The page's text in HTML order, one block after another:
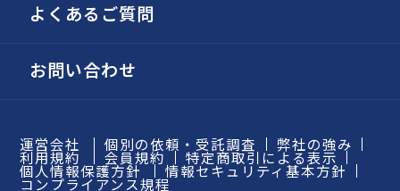
よくあるご質問
お問い合わせ
運営会社 個別の依頼・受託調査 弊社の強み
利用規約 会員規約 特定商取引による表示
個人情報保護方針 情報セキュリティ基本方針
コンプライアンス規程